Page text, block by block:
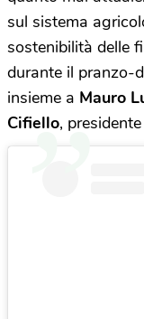
sul sistema
sostenibilità delle
durante il pranzo-
insieme a Mauro
Cifiello,